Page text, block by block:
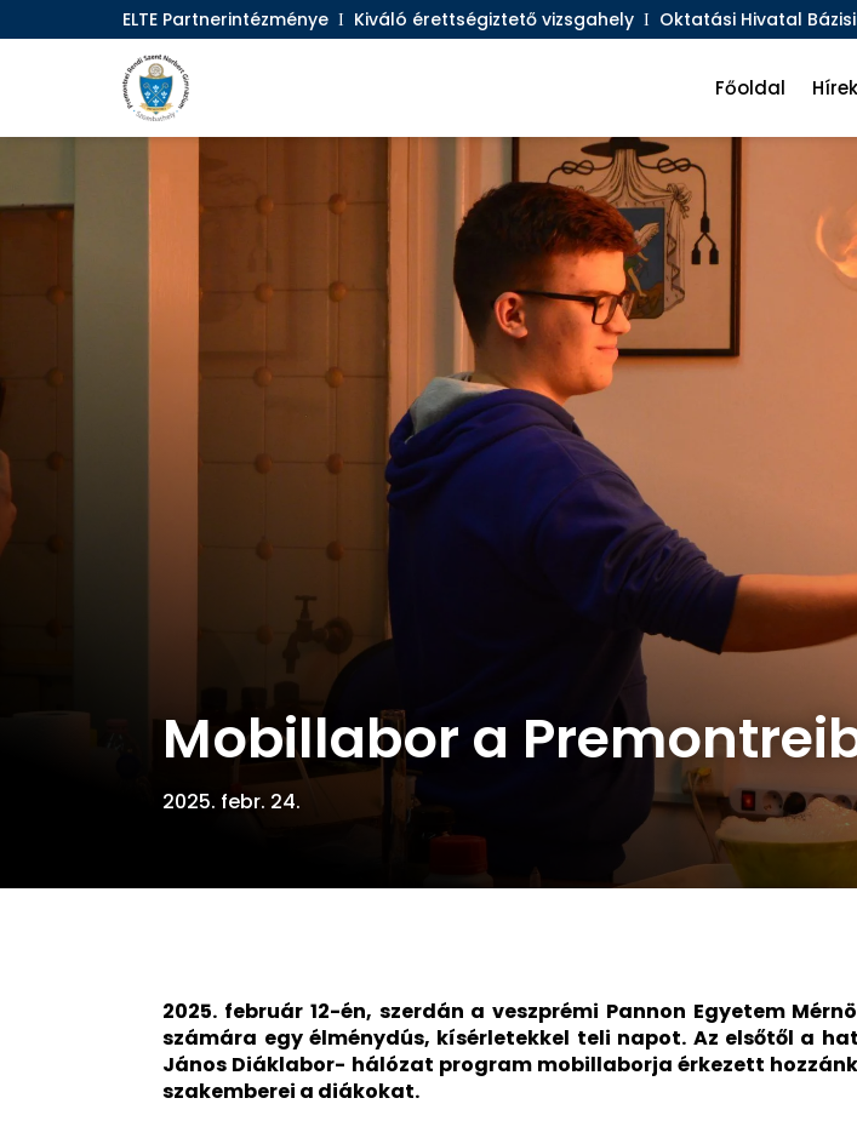
ELTE Partnerintézménye Ι Kiváló érettségiztető vizsgahely Ι Oktatási Hivatal
Főoldal Hírek
Mobillabor a
2025. febr. 24.
2025. február 12-én, szerdán a veszprémi Pannon Egyetem
számára egy élménydús, kísérletekkel teli napot. Az elsőtől a
János Diáklabor- hálózat program mobillaborja érkezett
szakemberei a diákokat.